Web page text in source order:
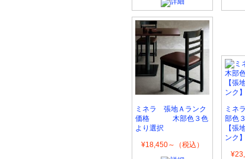
ミネラ 張地Ａランク
価格 木部色３色
より選択
¥18,450～（税込）
ミネ
部色
【張
ンク】